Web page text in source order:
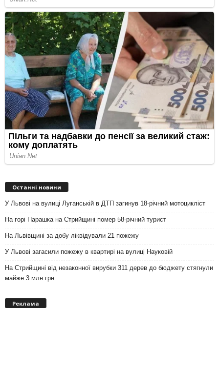
Останні новини
У Львові на вулиці Луганській в ДТП загинув 18-річний мотоцикліст
На горі Парашка на Стрийщині помер 58-річний турист
На Львівщині за добу ліквідували 21 пожежу
У Львові загасили пожежу в квартирі на вулиці Науковій
На Стрийщині від незаконної вирубки 311 дерев до бюджету стягнули
майже 3 млн грн
Реклама